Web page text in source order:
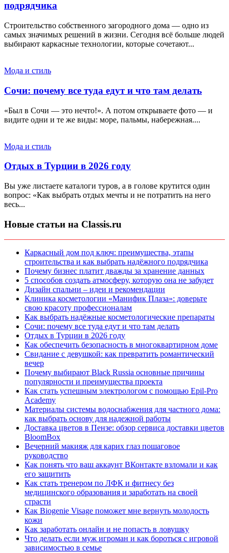
подрядчика
Строительство собственного загородного дома — одно из
самых значимых решений в жизни. Сегодня всё больше людей
выбирают каркасные технологии, которые сочетают...
Мода и стиль
Сочи: почему все туда едут и что там делать
«Был в Сочи — это нечто!». А потом открываете фото — и
видите одни и те же виды: море, пальмы, набережная....
Мода и стиль
Отдых в Турции в 2026 году
Вы уже листаете каталоги туров, а в голове крутится один
вопрос: «Как выбрать отдых мечты и не потратить на него
весь...
Новые статьи на Classis.ru
Каркасный дом под ключ: преимущества, этапы
строительства и как выбрать надёжного подрядчика
Почему бизнес платит дважды за хранение данных
5 способов создать атмосферу, которую она не забудет
Дизайн спальни – идеи и рекомендации
Клиника косметологии «Манифик Плаза»: доверьте
свою красоту профессионалам
Как выбрать надёжные косметологические препараты
Сочи: почему все туда едут и что там делать
Отдых в Турции в 2026 году
Как обеспечить безопасность в многоквартирном доме
Свидание с девушкой: как превратить романтический
вечер
Почему выбирают Black Russia основные причины
популярности и преимущества проекта
Как стать успешным электрологом с помощью Epil-Pro
Academy
Материалы системы водоснабжения для частного дома:
как выбрать основу для надежной работы
Доставка цветов в Пензе: обзор сервиса доставки цветов
BloomBox
Вечерний макияж для карих глаз пошаговое
руководство
Как понять что ваш аккаунт ВКонтакте взломали и как
его защитить
Как стать тренером по ЛФК и фитнесу без
медицинского образования и заработать на своей
страсти
Как Biogenie Visage поможет мне вернуть молодость
кожи
Как заработать онлайн и не попасть в ловушку
Что делать если муж игроман и как бороться с игровой
зависимостью в семье